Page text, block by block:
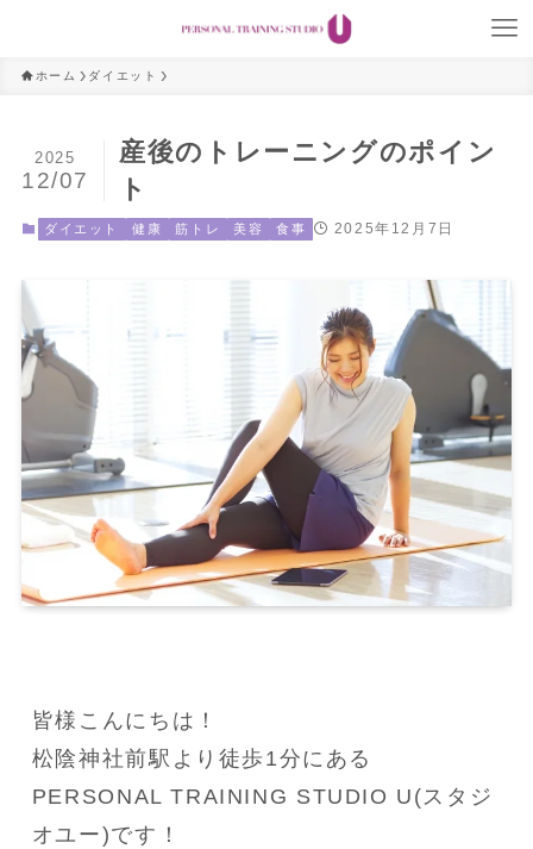
ホーム ダイエット
産後のトレーニングのポイン
ト
2025
12/07
ダイエット 健康 筋トレ 美容 食事 2025年12月7日
皆様こんにちは！
松陰神社前駅より徒歩1分にある
PERSONAL TRAINING STUDIO U(スタジ
オユー)です！